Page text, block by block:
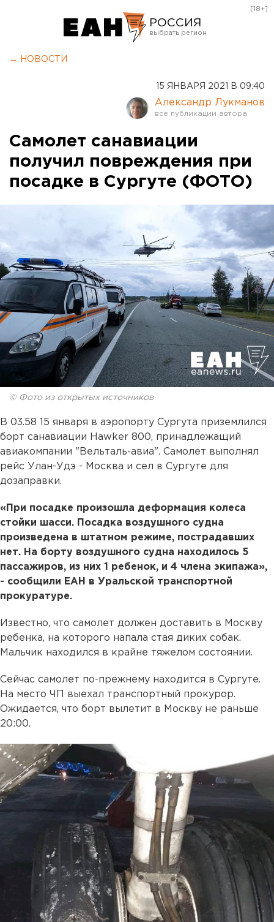
РОССИЯ
Оренбург
[18+]
← НОВОСТИ
15 ЯНВАРЯ 2021 В 09:40
Александр Лукманов
Самолет санавиации
получил повреждения при
посадке в Сургуте (ФОТО)
© Фото из открытых источников
В 03.58 15 января в аэропорту Сургута приземлился
борт санавиации Hawker 800, принадлежащий
авиакомпании "Вельталь-авиа". Самолет выполнял
рейс Улан-Удэ - Москва и сел в Сургуте для
дозаправки.
«При посадке произошла деформация колеса
стойки шасси. Посадка воздушного судна
произведена в штатном режиме, пострадавших
нет. На борту воздушного судна находилось 5
пассажиров, из них 1 ребенок, и 4 члена экипажа»,
- сообщили ЕАН в Уральской транспортной
прокуратуре.
Известно, что самолет должен доставить в Москву
ребенка, на которого напала стая диких собак.
Мальчик находился в крайне тяжелом состоянии.
Сейчас самолет по-прежнему находится в Сургуте.
На место ЧП выехал транспортный прокурор.
Ожидается, что борт вылетит в Москву не раньше
20:00.